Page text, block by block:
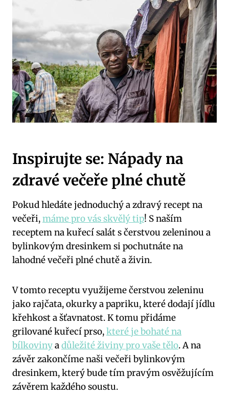
Inspirujte se: Nápady na
zdravé večeře plné chutě
Pokud hledáte jednoduchý a zdravý recept na
večeři,máme pro vás skvělý tip! S naším
receptem na kuřecí salát s čerstvou zeleninou a
bylinkovým dresinkem si pochutnáte na
lahodné večeři plné chutě a živin.
V tomto receptu využijeme čerstvou zeleninu
jako rajčata, okurky a papriku, které dodají jídlu
křehkost a šťavnatost. K tomu přidáme
grilované kuřecí prso,které je bohaté na
bílkovinyadůležité živiny pro vaše tělo. A na
závěr zakončíme naši večeři bylinkovým
dresinkem, který bude tím pravým osvěžujícím
závěrem každého soustu.